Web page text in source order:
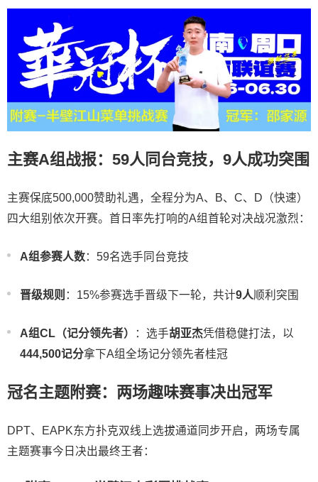
主赛A组战报：59人同台竞技，9人成功突围
主赛保底500,000赞助礼遇，全程分为A、B、C、D（快速）
四大组别依次开赛。首日率先打响的A组首轮对决战况激烈：
A组参赛人数：59名选手同台竞技
晋级规则 ：15%参赛选手晋级下一轮，共计9人顺利突围
A组CL（记分领先者） ：选手胡亚杰凭借稳健打法，以
444,500记分拿下A组全场记分领先者桂冠
冠名主题附赛：两场趣味赛事决出冠军
DPT、EAPK东方扑克双线上选拔通道同步开启，两场专属
主题赛事今日决出最终王者：